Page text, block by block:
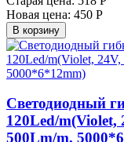
Новая цена: 450 Р
В корзину
Светодиодный
120Led/m(Violet,
500Lm/m,